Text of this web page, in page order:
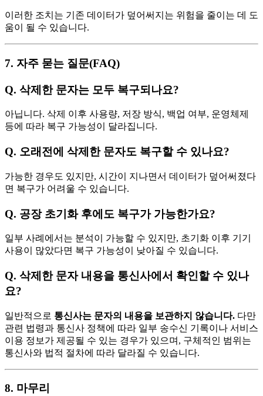
이러한 조치는 기존 데이터가 덮어써지는 위험을 줄이는 데 도
움이 될 수 있습니다.
7. 자주 묻는 질문(FAQ)
Q. 삭제한 문자는 모두 복구되나요?
아닙니다. 삭제 이후 사용량, 저장 방식, 백업 여부, 운영체제
등에 따라 복구 가능성이 달라집니다.
Q. 오래전에 삭제한 문자도 복구할 수 있나요?
가능한 경우도 있지만, 시간이 지나면서 데이터가 덮어써졌다
면 복구가 어려울 수 있습니다.
Q. 공장 초기화 후에도 복구가 가능한가요?
일부 사례에서는 분석이 가능할 수 있지만, 초기화 이후 기기
사용이 많았다면 복구 가능성이 낮아질 수 있습니다.
Q. 삭제한 문자 내용을 통신사에서 확인할 수 있나
요?
일반적으로 통신사는 문자의 내용을 보관하지 않습니다. 다만
관련 법령과 통신사 정책에 따라 일부 송수신 기록이나 서비스
이용 정보가 제공될 수 있는 경우가 있으며, 구체적인 범위는
통신사와 법적 절차에 따라 달라질 수 있습니다.
8. 마무리